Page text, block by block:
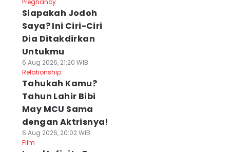
Film tentang
Tonton
6 Film Slasher Era
Keemasan
Pregnancy
Siapakah Jodoh
Saya? Ini Ciri-Ciri
Dia Ditakdirkan
Untukmu
6 Aug 2026, 21:20 WIB
Relationship
Tahukah Kamu?
Tahun Lahir Bibi
May MCU Sama
dengan Aktrisnya!
6 Aug 2026, 20:02 WIB
Film